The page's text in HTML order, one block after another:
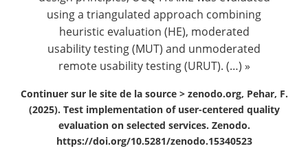
using a triangulated approach combining
heuristic evaluation (HE), moderated
usability testing (MUT) and unmoderated
remote usability testing (URUT). (…) »
Continuer sur le site de la source > zenodo.org, Pehar, F.
(2025). Test implementation of user-centered quality
evaluation on selected services. Zenodo.
https://doi.org/10.5281/zenodo.15340523